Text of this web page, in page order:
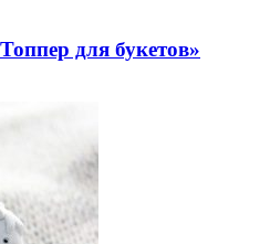
для букетов»